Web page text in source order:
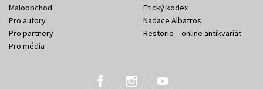
Maloobchod
Pro autory
Pro partnery
Pro média
Etický kodex
Nadace Albatros
Restorio – online antikvariát